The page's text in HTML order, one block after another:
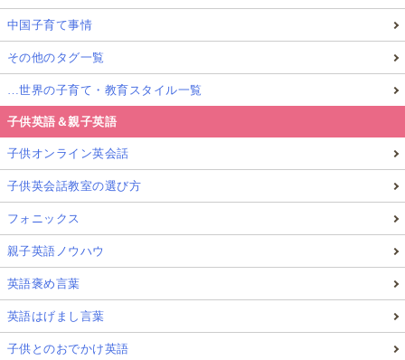
中国子育て事情
その他のタグ一覧
…世界の子育て・教育スタイル一覧
子供英語＆親子英語
子供オンライン英会話
子供英会話教室の選び方
フォニックス
親子英語ノウハウ
英語褒め言葉
英語はげまし言葉
子供とのおでかけ英語